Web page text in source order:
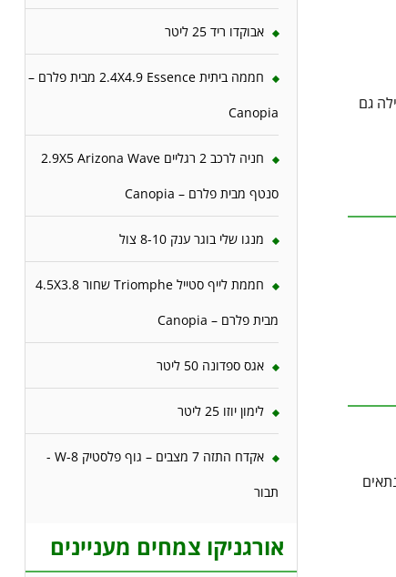
גם
אבוקדו ריד 25 ליטר
חממה ביתית 2.4X4.9 Essence מבית פלרם –
Canopia
חניה לרכב 2 רגליים 2.9X5 Arizona Wave
סנטף מבית פלרם – Canopia
מנגו שלי בוגר ענק 8-10 צול
חממת לייף סטייל Triomphe שחור 4.5X3.8
מבית פלרם – Canopia
אגס ספדונה 50 ליטר
לימון יוזו 25 ליטר
אקדח התזה 7 מצבים – גוף פלסטיק W-8 -
תבור
אורגניקו צמחים מעניינים